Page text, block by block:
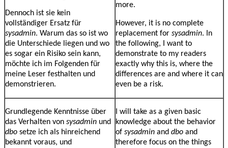
Dennoch ist sie kein
vollständiger Ersatz für
sysadmin. Warum das so ist wo
die Unterschiede liegen und wo
es sogar ein Risiko sein kann,
möchte ich im Folgenden für
meine Leser festhalten und
demonstrieren.
more.
However, it is no complete
replacement for sysadmin. In
the following, I want to
demonstrate to my readers
exactly why this is, where the
differences are and where it can
even be a risk.
Grundlegende Kenntnisse über
das Verhalten von sysadmin und
dbo setze ich als hinreichend
bekannt voraus, und
I will take as a given basic
knowledge about the behavior
of sysadmin and dbo and
therefore focus on the things